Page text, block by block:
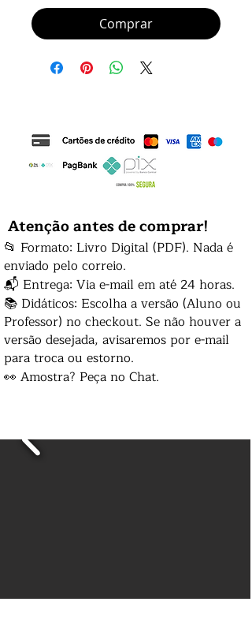
Comprar
Atenção antes de comprar!
📂 Formato: Livro Digital (PDF). Nada é
enviado pelo correio.
📬 Entrega: Via e-mail em até 24 horas.
📚 Didáticos: Escolha a versão (Aluno ou
Professor) no checkout. Se não houver a
versão desejada, avisaremos por e-mail
para troca ou estorno.
👀 Amostra? Peça no Chat.